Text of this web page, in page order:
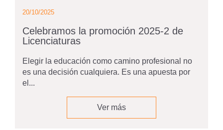
20/10/2025
Celebramos la promoción 2025-2 de
Licenciaturas
Elegir la educación como camino profesional no
es una decisión cualquiera. Es una apuesta por
el...
Ver más